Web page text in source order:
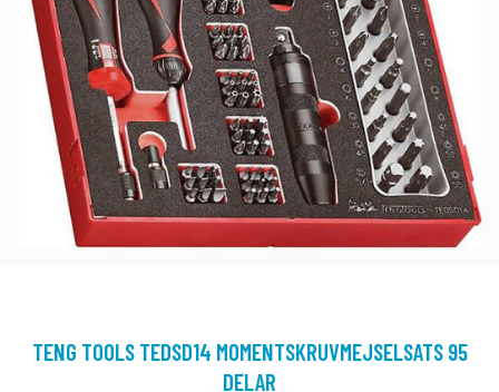
TENG TOOLS TEDSD14 MOMENTSKRUVMEJSELSATS 95
DELAR